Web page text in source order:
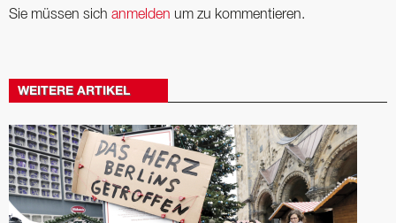
Sie müssen sich anmelden um zu kommentieren.
WEITERE ARTIKEL